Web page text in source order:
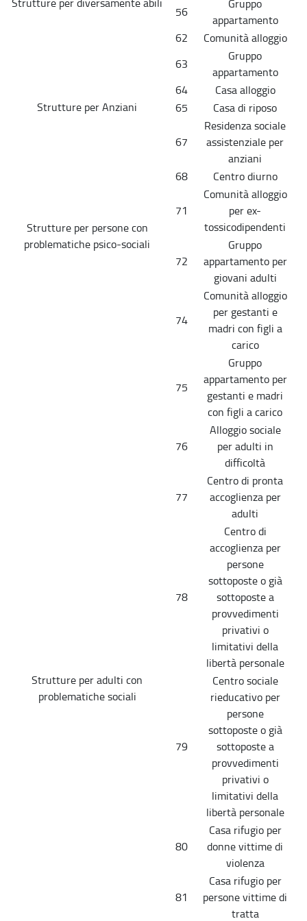
56
Gruppo
appartamento
Strutture per Anziani
62
Comunità alloggio
63
Gruppo
appartamento
64
Casa alloggio
65
Casa di riposo
67
Residenza sociale
assistenziale per
anziani
68
Centro diurno
Strutture per persone con
problematiche psico-sociali
71
Comunità alloggio
per ex-
tossicodipendenti
72
Gruppo
appartamento per
giovani adulti
Strutture per adulti con
problematiche sociali
74
Comunità alloggio
per gestanti e
madri con figli a
carico
75
Gruppo
appartamento per
gestanti e madri
con figli a carico
76
Alloggio sociale
per adulti in
difficoltà
77
Centro di pronta
accoglienza per
adulti
78
Centro di
accoglienza per
persone
sottoposte o già
sottoposte a
provvedimenti
privativi o
limitativi della
libertà personale
79
Centro sociale
rieducativo per
persone
sottoposte o già
sottoposte a
provvedimenti
privativi o
limitativi della
libertà personale
80
Casa rifugio per
donne vittime di
violenza
81
Casa rifugio per
persone vittime di
tratta